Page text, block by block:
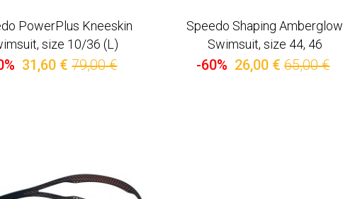
PowerPlus Kneeskin
size 10/36 (L)
31,60 € 79,00 €
Speedo Shaping Amberglow
Swimsuit, size 44, 46
-60% 26,00 € 65,00 €